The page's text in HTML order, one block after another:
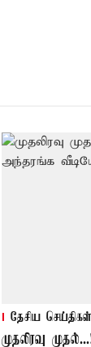
தேசிய செய்திகள்
முதலிரவு